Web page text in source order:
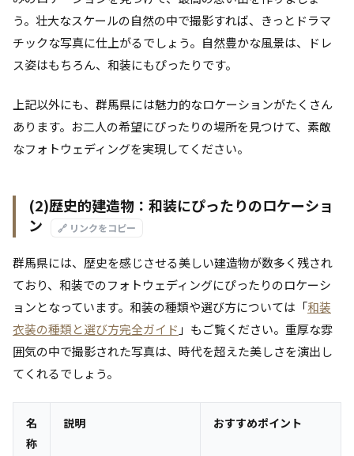
う。壮大なスケールの自然の中で撮影すれば、きっとドラマ
チックな写真に仕上がるでしょう。自然豊かな風景は、ドレ
ス姿はもちろん、和装にもぴったりです。
上記以外にも、群馬県には魅力的なロケーションがたくさん
あります。お二人の希望にぴったりの場所を見つけて、素敵
なフォトウェディングを実現してください。
(2)歴史的建造物：和装にぴったりのロケーショ
ン
🔗 リンクをコピー
群馬県には、歴史を感じさせる美しい建造物が数多く残され
ており、和装でのフォトウェディングにぴったりのロケーシ
ョンとなっています。和装の種類や選び方については「和装
衣装の種類と選び方完全ガイド 」もご覧ください。重厚な雰
囲気の中で撮影された写真は、時代を超えた美しさを演出し
てくれるでしょう。
名
称
説明 おすすめポイント